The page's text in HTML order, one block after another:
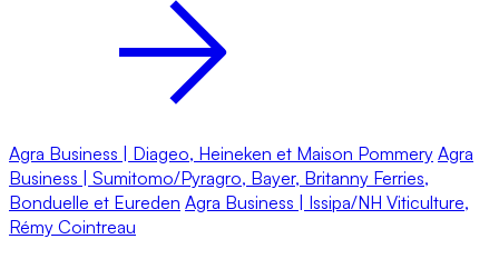
Agra Business | Diageo, Heineken et Maison Pommery Agra
Business | Sumitomo/Pyragro, Bayer, Britanny Ferries,
Bonduelle et Eureden Agra Business | Issipa/NH Viticulture,
Rémy Cointreau